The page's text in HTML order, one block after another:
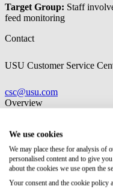
Target Group: Staff
feed monitoring
Contact
USU Customer Service
csc@usu.com
Overview
Germany (Headquarter)
We use cookies
We may place these for analysis of
personalised content and to give
about the cookies we use open the
Your consent and the cookie